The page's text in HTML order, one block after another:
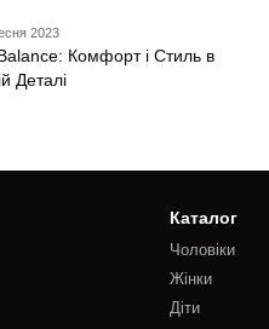
2023
Комфорт і Стиль в
Деталі
Каталог
Чоловіки
Жінки
Діти